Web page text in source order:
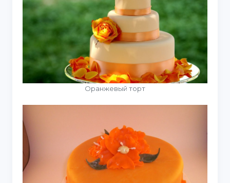
Оранжевый торт